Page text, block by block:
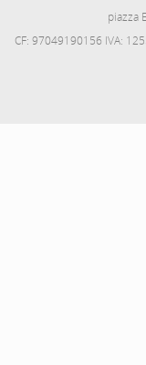
piazza
CF: 97049190156 IVA: